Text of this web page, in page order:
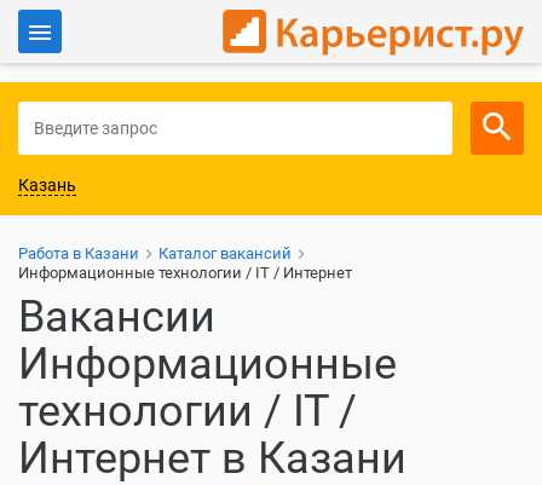
Для работодателей
Казань
Работа в Казани
Каталог вакансий
Информационные технологии / IT / Интернет
Вакансии
Информационные
технологии / IT /
Интернет в Казани